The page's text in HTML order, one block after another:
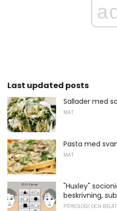
Last updated posts
Sallader med
MAT
Pasta med
MAT
"Huxley"
beskrivning,
PSYKOLOGI OCH